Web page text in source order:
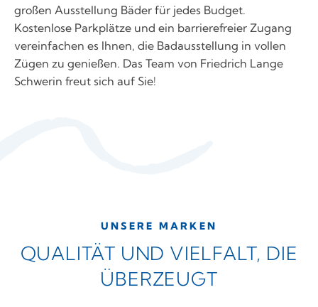
großen Ausstellung Bäder für jedes Budget.
Kostenlose Parkplätze und ein barrierefreier Zugang
vereinfachen es Ihnen, die Badausstellung in vollen
Zügen zu genießen. Das Team von Friedrich Lange
Schwerin freut sich auf Sie!
UNSERE MARKEN
QUALITÄT UND VIELFALT, DIE
ÜBERZEUGT